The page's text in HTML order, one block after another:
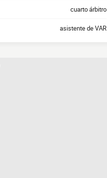
cuarto árbitro
asistente de VAR